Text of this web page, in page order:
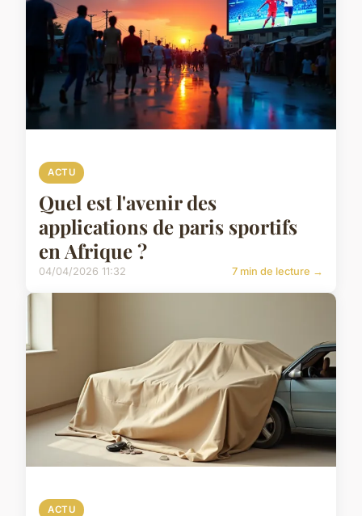
ACTU
Quel est l'avenir des
applications de paris sportifs
en Afrique ?
04/04/2026 11:32 7 min de lecture →
ACTU